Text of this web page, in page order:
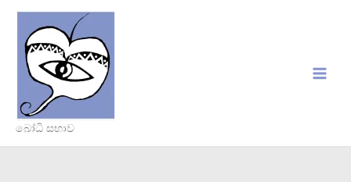
content
බෝධි සභාව